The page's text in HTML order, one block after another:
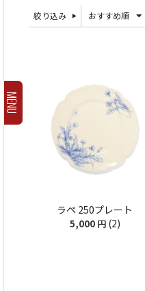
MENU
絞り込み おすすめ順
ラペ 250プレート
5,000 円 (2)